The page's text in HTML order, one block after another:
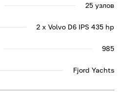
25 узлов
2 x Volvo D6 IPS 435 hp
985
Fjord Yachts